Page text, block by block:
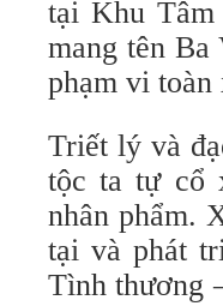
tại Khu Tâm
mang tên Ba
phạm vi toàn
Triết lý và
tộc ta tự cổ
nhân phẩm.
tại và phát
Tình thương